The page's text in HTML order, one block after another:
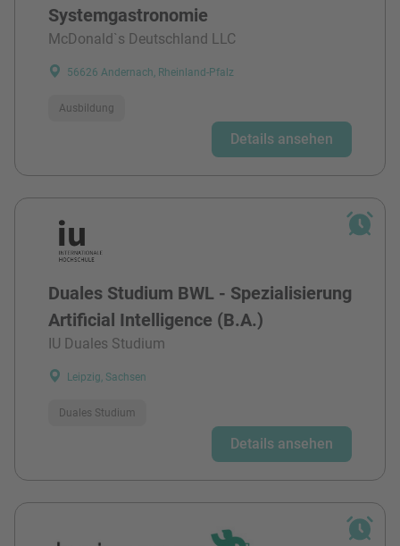
Systemgastronomie
McDonald`s Deutschland LLC
56626 Andernach, Rheinland-Pfalz
Ausbildung
Details ansehen
Duales Studium BWL - Spezialisierung
Artificial Intelligence (B.A.)
IU Duales Studium
Leipzig, Sachsen
Duales Studium
Details ansehen